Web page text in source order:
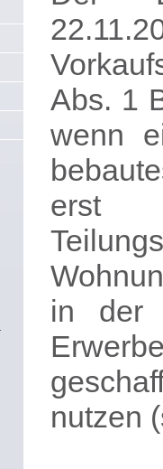
Abs. 1
wenn
erst
in der
nutzen